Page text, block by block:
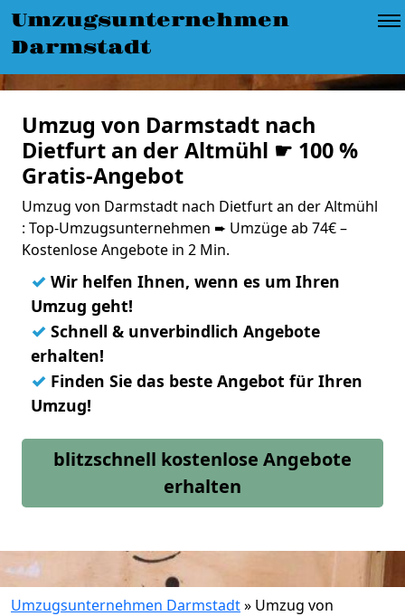
Umzugsunternehmen
Darmstadt
Umzug von Darmstadt nach
Dietfurt an der Altmühl ☛ 100 %
Gratis-Angebot
Umzug von Darmstadt nach Dietfurt an der Altmühl
: Top-Umzugsunternehmen ➨ Umzüge ab 74€ –
Kostenlose Angebote in 2 Min.
✓ Wir helfen Ihnen, wenn es um Ihren
Umzug geht!
✓ Schnell & unverbindlich Angebote
erhalten!
✓ Finden Sie das beste Angebot für Ihren
Umzug!
blitzschnell kostenlose Angebote
erhalten
Umzugsunternehmen Darmstadt» Umzug von